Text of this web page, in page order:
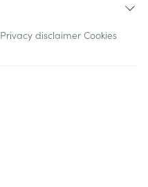
Privacy disclaimer Cookies